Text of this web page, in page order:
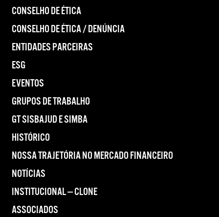
CONSELHO DE ÉTICA
CONSELHO DE ÉTICA / DENÚNCIA
ENTIDADES PARCEIRAS
ESG
EVENTOS
GRUPOS DE TRABALHO
GT SISBAJUD E SIMBA
HISTÓRICO
NOSSA TRAJETÓRIA NO MERCADO FINANCEIRO
NOTÍCIAS
INSTITUCIONAL — CLONE
ASSOCIADOS